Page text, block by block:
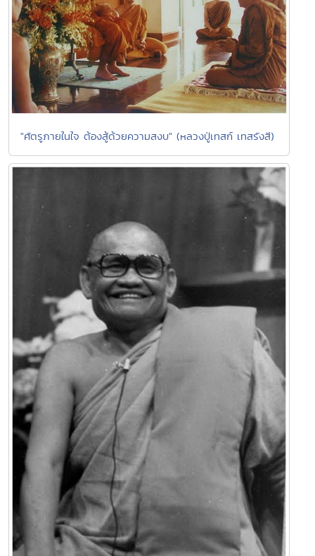
"ศัตรูภายในใจ ต้องสู้ด้วยความสงบ" (หลวงปู่เทสก์ เทสรังสี)